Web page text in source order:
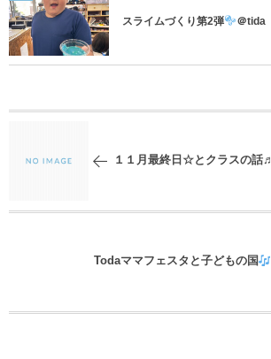
スライムづくり第2弾 ＠tida
１１月最終日☆とクラスの話♬
Todaママフェスタと子どもの国